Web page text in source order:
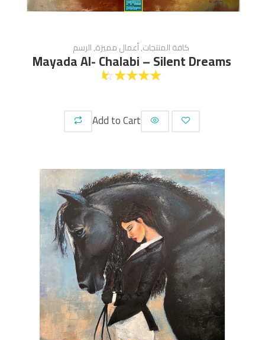
كافة المنتجات,أعمال مميزة,الرسم
Mayada Al- Chalabi – Silent Dreams
☆
☆
☆
☆
☆
Add to Cart